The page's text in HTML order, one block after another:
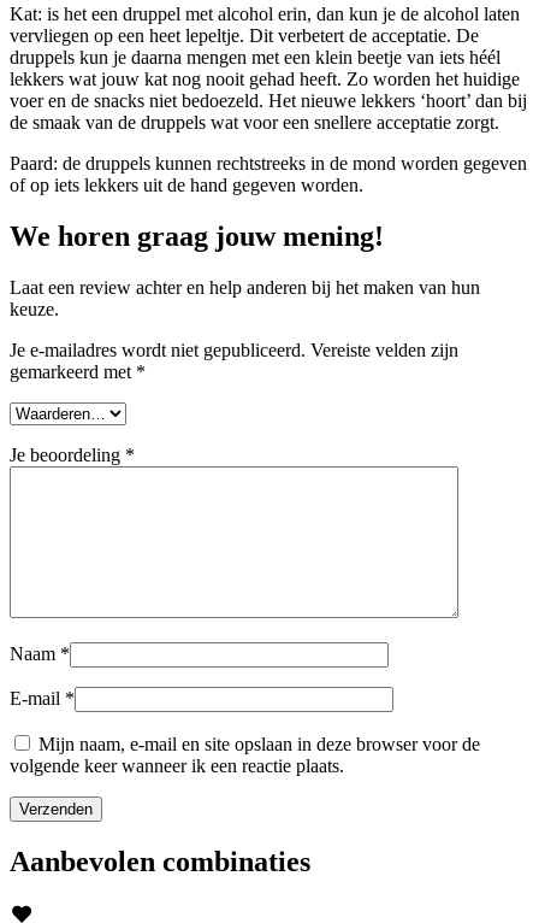
Kat: is het een druppel met alcohol erin, dan kun je de alcohol laten
vervliegen op een heet lepeltje. Dit verbetert de acceptatie. De
druppels kun je daarna mengen met een klein beetje van iets héél
lekkers wat jouw kat nog nooit gehad heeft. Zo worden het huidige
voer en de snacks niet bedoezeld. Het nieuwe lekkers ‘hoort’ dan bij
de smaak van de druppels wat voor een snellere acceptatie zorgt.
Paard: de druppels kunnen rechtstreeks in de mond worden gegeven
of op iets lekkers uit de hand gegeven worden.
We horen graag jouw mening!
Laat een review achter en help anderen bij het maken van hun
keuze.
Je e-mailadres wordt niet gepubliceerd. Vereiste velden zijn
gemarkeerd met *
Je beoordeling *
Naam *
E-mail *
Mijn naam, e-mail en site opslaan in deze browser voor de
volgende keer wanneer ik een reactie plaats.
Aanbevolen combinaties